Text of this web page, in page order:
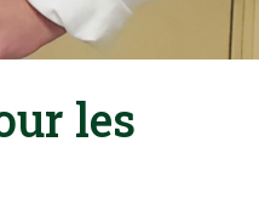
les